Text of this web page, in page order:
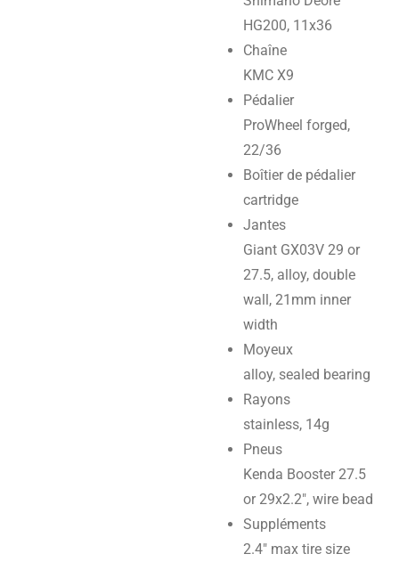
HG200, 11x36
Chaîne
KMC X9
Pédalier
ProWheel forged,
22/36
Boîtier de pédalier
cartridge
Jantes
Giant GX03V 29 or
27.5, alloy, double
wall, 21mm inner
width
Moyeux
alloy, sealed bearing
Rayons
stainless, 14g
Pneus
Kenda Booster 27.5
or 29x2.2", wire bead
Suppléments
2.4" max tire size